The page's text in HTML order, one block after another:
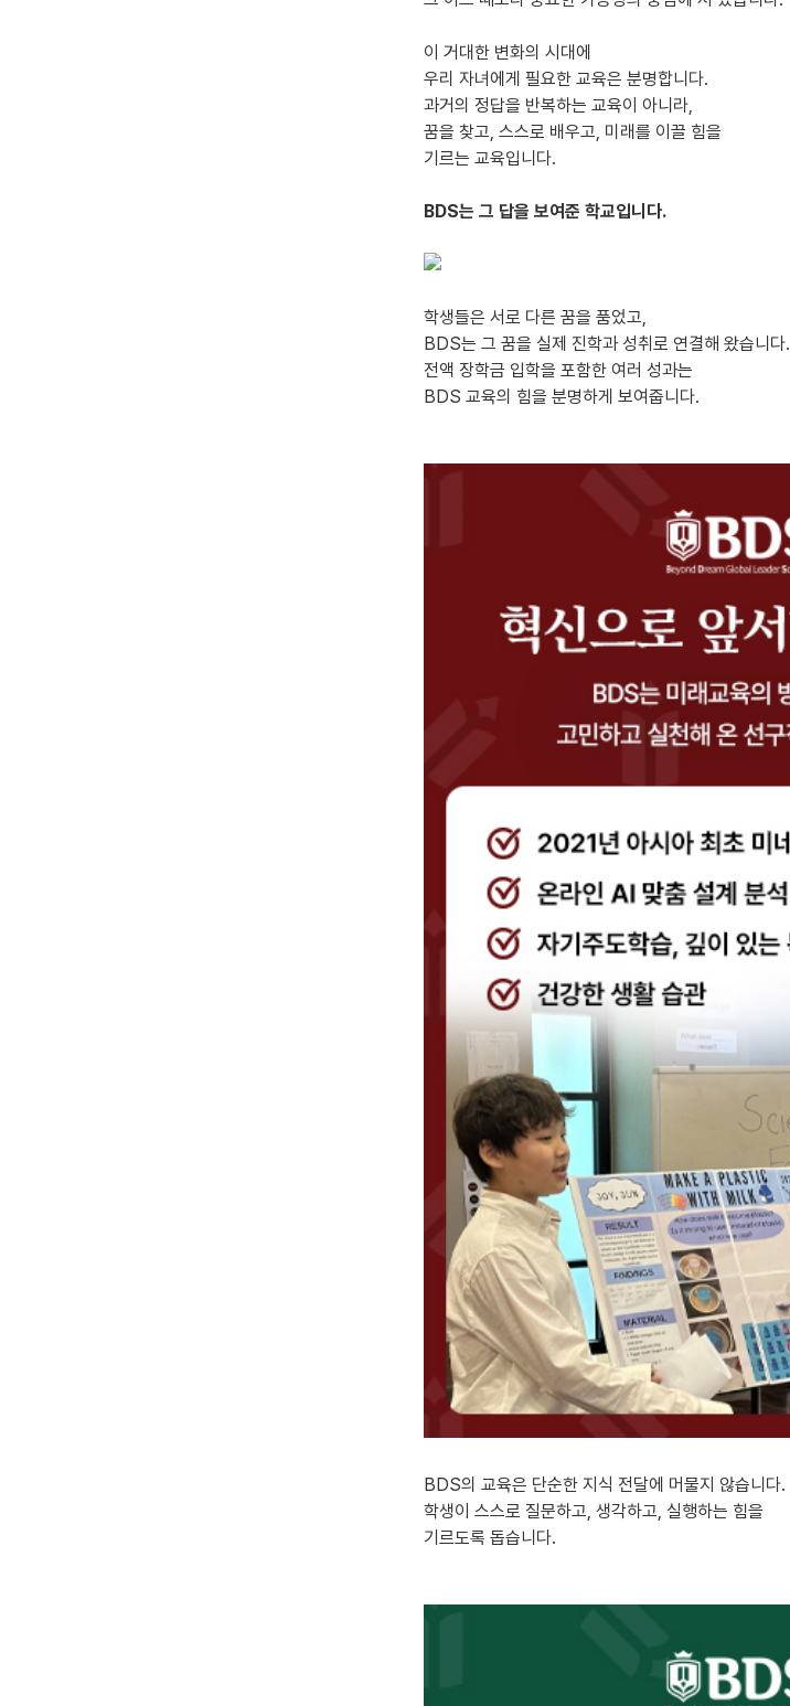
이 거대한 변화의 시대에
우리 자녀에게 필요한 교육은 분명합니다.
과거의 정답을 반복하는 교육이 아니라,
꿈을 찾고, 스스로 배우고, 미래를 이끌 힘을
기르는 교육입니다.
BDS는 그 답을 보여준 학교입니다.
학생들은 서로 다른 꿈을 품었고,
BDS는 그 꿈을 실제 진학과 성취로 연결해 왔습니다.
전액 장학금 입학을 포함한 여러 성과는
BDS 교육의 힘을 분명하게 보여줍니다.
BDS의 교육은 단순한 지식 전달에 머물지 않습니다.
학생이 스스로 질문하고, 생각하고, 실행하는 힘을
기르도록 돕습니다.